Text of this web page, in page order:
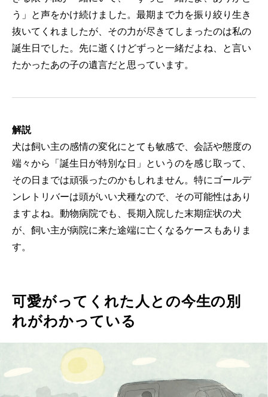
う」と声をかけ続けました。最期まで力を振り絞り生き
抜いてくれましたが、その力が尽きてしまったのは私の
誕生日でした。先に逝くけどずっと一緒だよね、と言い
たかったあの子の遺言だと思っています。
解説
犬は飼い主の感情の変化にとても敏感で、会話や態度の
端々から「誕生日が特別な日」というのを感じ取って、
その日までは頑張ったのかもしれません。特にゴールデ
ンレトリバーは頭がいい犬種なので、その可能性はあり
ますよね。動物病院でも、長期入院した末期症状の犬
が、飼い主が病院に来た途端に亡くなるケースもありま
す。
可愛がってくれた人との今生の別
れがわかっている